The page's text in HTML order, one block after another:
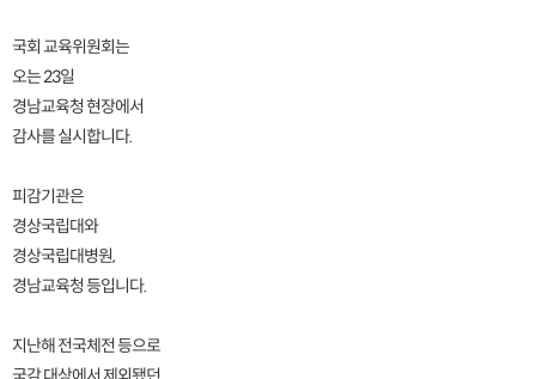
국회 교육위원회는
오는 23일
경남교육청 현장에서
감사를 실시합니다.
피감기관은
경상국립대와
경상국립대병원,
경남교육청 등입니다.
지난해 전국체전 등으로